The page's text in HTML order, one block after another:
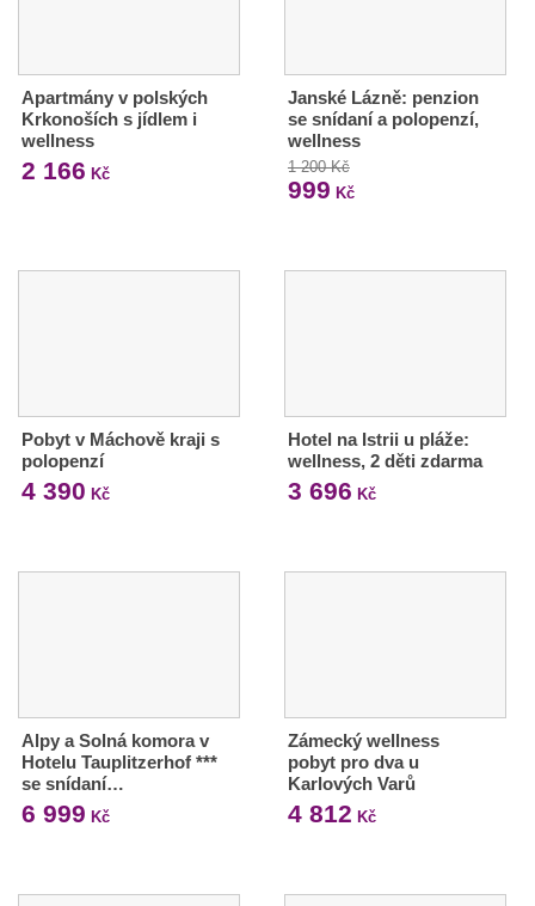
Apartmány v polských
Krkonoších s jídlem i
wellness
2 166 Kč
Janské Lázně: penzion
se snídaní a polopenzí,
wellness
1 200 Kč
999 Kč
Pobyt v Máchově kraji s
polopenzí
4 390 Kč
Hotel na Istrii u pláže:
wellness, 2 děti zdarma
3 696 Kč
Alpy a Solná komora v
Hotelu Tauplitzerhof ***
se snídaní…
6 999 Kč
Zámecký wellness
pobyt pro dva u
Karlových Varů
4 812 Kč